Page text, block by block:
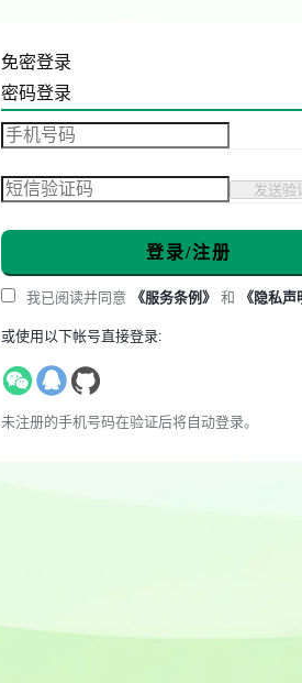
免密登录
密码登录
发送验
登录/注册
我已阅读并同意 《服务条例》 和 《隐私声
或使用以下帐号直接登录:
未注册的手机号码在验证后将自动登录。